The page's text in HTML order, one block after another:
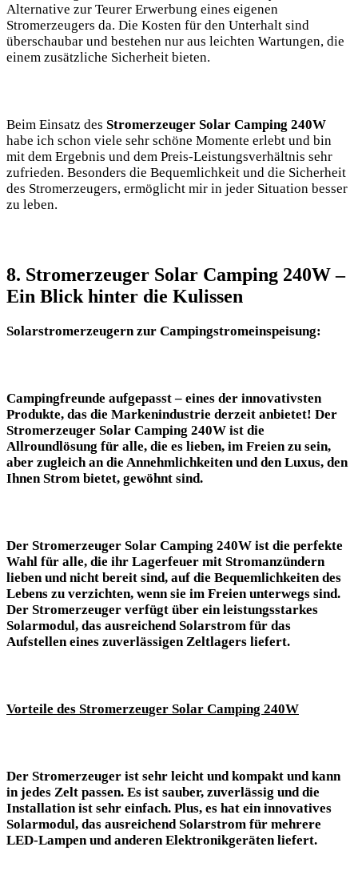
Alternative⁤ zur Teurer Erwerbung eines eigenen
Stromerzeugers⁢ da. ⁢Die‌ Kosten für ‍den Unterhalt sind
überschaubar und bestehen nur aus leichten Wartungen, die
einem zusätzliche Sicherheit bieten. ‌
Beim Einsatz des Stromerzeuger⁤ Solar ⁢Camping 240W
habe ich ‍schon viele sehr schöne Momente erlebt und bin
mit dem Ergebnis und‍ dem Preis-Leistungsverhältnis sehr
zufrieden. Besonders ⁢die Bequemlichkeit und die Sicherheit
des Stromerzeugers, ermöglicht ⁤mir in jeder Situation besser​
zu leben.
8. Stromerzeuger Solar Camping 240W –
Ein Blick hinter die Kulissen
Solarstromerzeugern‌ zur Campingstromeinspeisung:
Campingfreunde aufgepasst – eines der innovativsten
Produkte, das die Markenindustrie derzeit anbietet! Der⁣
Stromerzeuger ⁣Solar Camping‍ 240W ist die⁢
Allroundlösung für alle,⁢ die es lieben, im Freien zu sein,
aber zugleich ⁣an ⁢die Annehmlichkeiten und den⁣ Luxus, den
Ihnen Strom bietet, gewöhnt ⁢sind.
Der Stromerzeuger Solar Camping 240W ist‍ die perfekte
Wahl für alle, die⁤ ihr ‌Lagerfeuer mit Stromanzündern
lieben und nicht​ bereit sind, auf ⁢die Bequemlichkeiten des
Lebens zu verzichten, wenn sie ⁣im Freien ⁣unterwegs sind.
⁣Der Stromerzeuger ‌verfügt über ein leistungsstarkes
⁤Solarmodul, das ausreichend‌ Solarstrom für das‌
Aufstellen eines zuverlässigen Zeltlagers liefert.
Vorteile des⁤ Stromerzeuger Solar Camping 240W
Der Stromerzeuger ist sehr leicht und ⁢kompakt⁤ und kann
in⁣ jedes Zelt⁢ passen. Es ist sauber, zuverlässig und die
Installation ist ‌sehr einfach.⁢ Plus, es hat ein innovatives​
Solarmodul, das ⁤ausreichend Solarstrom für‌ mehrere
LED-Lampen und anderen Elektronikgeräten⁣ liefert.